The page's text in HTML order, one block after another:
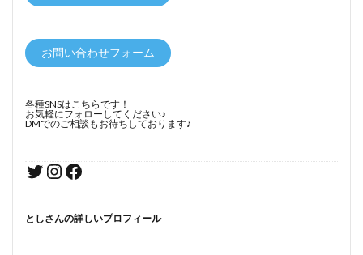
お問い合わせフォーム
各種SNSはこちらです！
お気軽にフォローしてください♪
DMでのご相談もお待ちしております♪
としさんの詳しいプロフィール